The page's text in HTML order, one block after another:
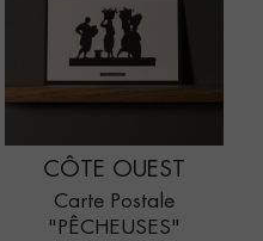
CÔTE OUEST
Carte Postale
"PÊCHEUSES"